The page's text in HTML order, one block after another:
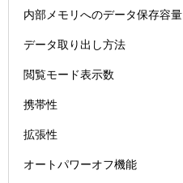
内部メモリへのデータ保存容量
データ取り出し方法
閲覧モード表示数
携帯性
拡張性
オートパワーオフ機能